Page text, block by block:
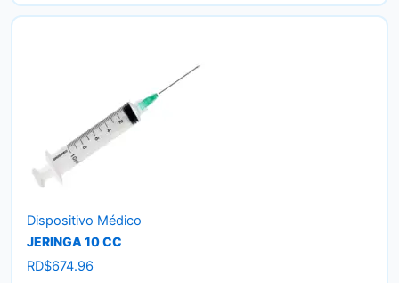
Dispositivo Médico
JERINGA 10 CC
RD$674.96